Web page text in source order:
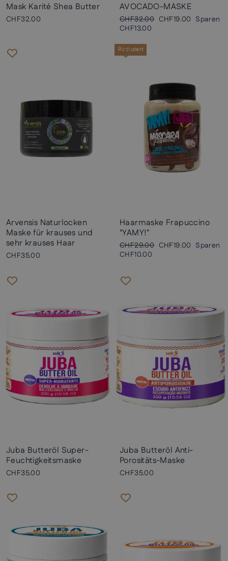
Mask Karité Shea Butter
CHF32.00
AVOCADO-MASKE
Normaler
Preis
CHF32.00 Sonderpreis
CHF19.00 Sparen
CHF13.00
Arvensis Naturlocken
Maske für krauses und
sehr krauses Haar
CHF35.00
Reduziert
Haarmaske Frapuccino
"YAMY!"
Normaler
Preis
CHF29.00 Sonderpreis
CHF19.00 Sparen
CHF10.00
Juba Butteröl Super-
Feuchtigkeitsmaske
CHF35.00
Juba Butteröl Anti-
Porositäts-Maske
CHF35.00